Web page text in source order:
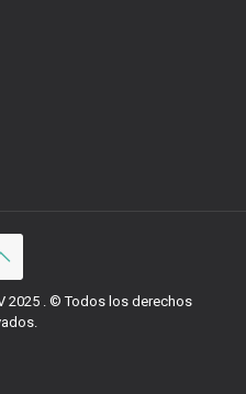
2025 . © Todos los derechos